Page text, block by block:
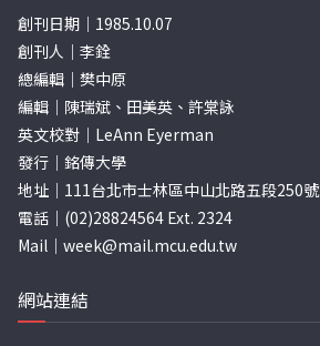
創刊日期｜1985.10.07
創刊人｜李銓
總編輯｜樊中原
編輯｜陳瑞斌、田美英、許棠詠
英文校對｜LeAnn Eyerman
發行｜銘傳大學
地址｜111台北市士林區中山北路五段250號
電話｜(02)28824564 Ext. 2324
Mail｜ week@mail.mcu.edu.tw
網站連結